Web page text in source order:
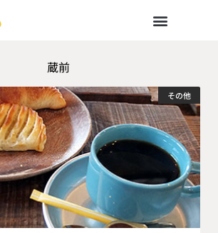
蔵前
その他